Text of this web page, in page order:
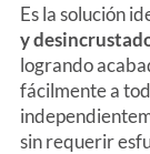
Es la solución
y
logrando
fácilmente a
sin requerir